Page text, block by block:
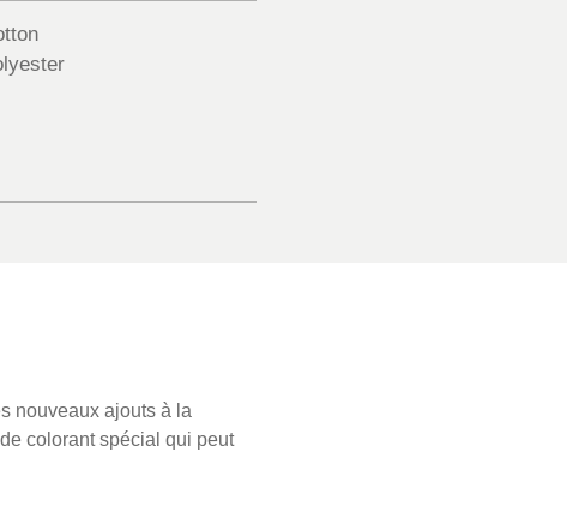
nouveaux ajouts à la
colorant spécial qui peut